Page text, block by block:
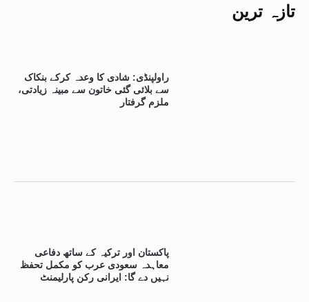
تازہ ترین
راولپنڈی: شادی کا وعدہ کرکے بنکاک
سے بلائی گئی خاتون سے مبینہ زیادتی،
ملزم گرفتار
پاکستان اور ترکیہ کے ساتھ دفاعی
معاہدہ سعودی عرب کو مکمل تحفظ
نہیں دے گا: ایرانی رکن پارلیمنٹ